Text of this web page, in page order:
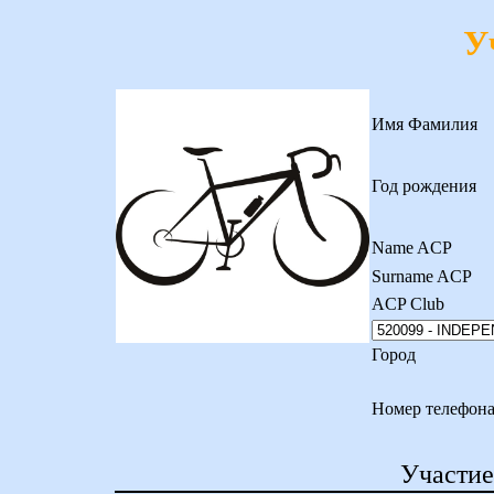
Имя Фамилия
Год рождения
Name ACP
Surname ACP
ACP Club
Город
Номер телефона